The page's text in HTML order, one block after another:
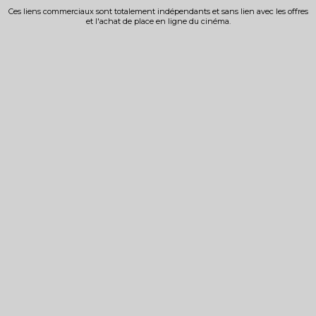
Ces liens commerciaux sont totalement indépendants et sans lien avec les offres
et l'achat de place en ligne du cinéma.